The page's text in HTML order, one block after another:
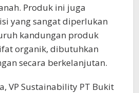
Produk ini juga
yang sangat diperlukan
kandungan produk
organik, dibutuhkan
secara berkelanjutan.
VP Sustainability PT Bukit